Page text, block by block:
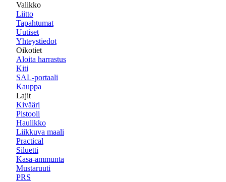
Valikko
Liitto
Tapahtumat
Uutiset
Yhteystiedot
Oikotiet
Aloita harrastus
Kiti
SAL-portaali
Kauppa
Lajit
Kivääri
Pistooli
Haulikko
Liikkuva maali
Practical
Siluetti
Kasa-ammunta
Mustaruuti
PRS